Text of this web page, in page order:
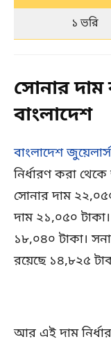
১ ভরি
সোনার
বাংলাদেশ
বাংলাদেশ
নির্ধারণ করা
সোনার দাম
দাম ২১,০৫০
১৮,০৪০ টাকা।
রয়েছে ১৪,৮২৫
আর এই দাম